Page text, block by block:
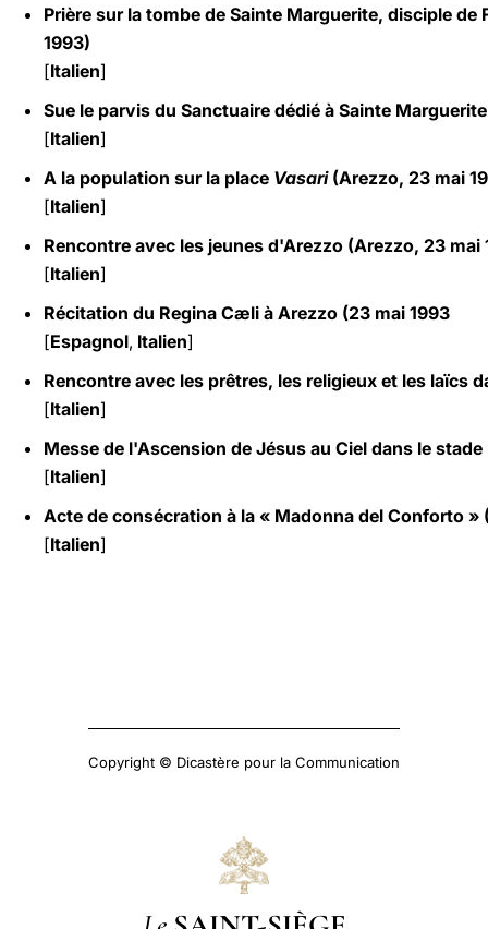
Prière sur la tombe de Sainte Marguerite, disciple
1993)
[Italien]
Sue le parvis du Sanctuaire dédié à Sainte
[Italien]
A la population sur la place Vasari (Arezzo, 23 mai
[Italien]
Rencontre avec les jeunes d'Arezzo (Arezzo, 23 mai
[Italien]
Récitation du Regina Cæli à Arezzo (23 mai 1993
[Espagnol, Italien]
Rencontre avec les prêtres, les religieux et les laïcs
[Italien]
Messe de l'Ascension de Jésus au Ciel dans le
[Italien]
Acte de consécration à la « Madonna del Conforto »
[Italien]
Copyright © Dicastère pour la Communication